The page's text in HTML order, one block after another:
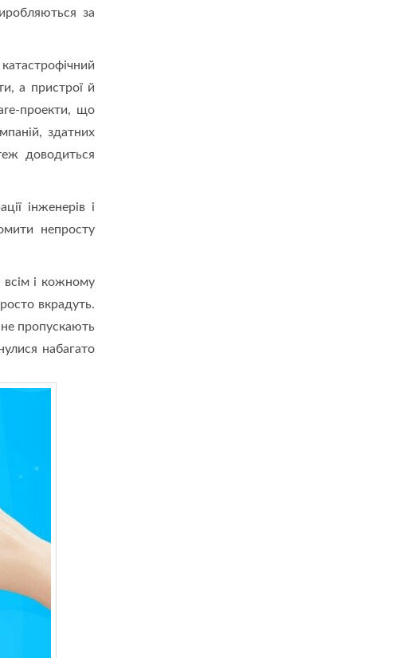
за
а пристрої й
проекти, що
здатних
доводиться
інженерів і
непросту
і кожному
вкрадуть.
пропускають
набагато